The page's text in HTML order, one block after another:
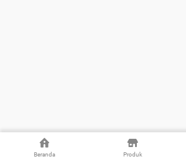
Beranda Produk